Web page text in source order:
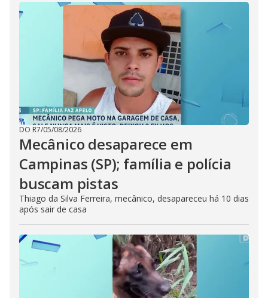
DO R7/05/08/2026
Mecânico desaparece em
Campinas (SP); família e polícia
buscam pistas
Thiago da Silva Ferreira, mecânico, desapareceu há 10 dias
após sair de casa